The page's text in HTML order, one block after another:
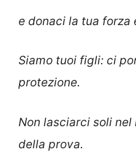
e donaci la tua forza
Siamo tuoi figli: ci
protezione.
Non lasciarci soli
della prova.